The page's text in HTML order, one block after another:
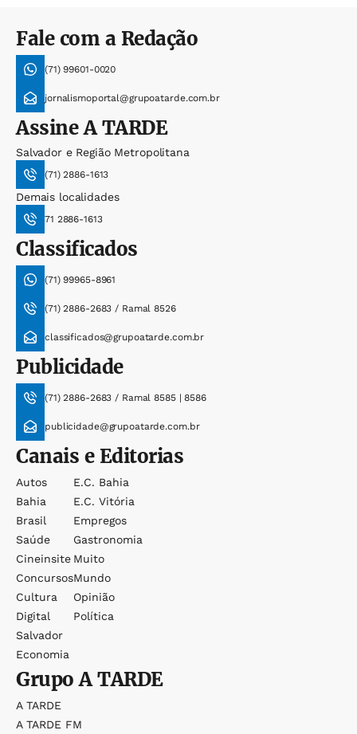
Fale com a Redação
(71) 99601-0020
jornalismoportal@grupoatarde.com.br
AssineA TARDE
Salvador e Região Metropolitana
(71) 2886-1613
Demais localidades
71 2886-1613
Classificados
(71) 99965-8961
(71) 2886-2683 / Ramal 8526
classificados@grupoatarde.com.br
Publicidade
(71) 2886-2683 / Ramal 8585 | 8586
publicidade@grupoatarde.com.br
Canais e Editorias
Autos
Bahia
Brasil
Saúde
Cineinsite
Concursos
Cultura
Digital
Salvador
Economia
E.c. Bahia
E.c. Vitória
Empregos
Gastronomia
Muito
Mundo
Opinião
Política
GrupoA TARDE
A TARDE
A TARDE FM